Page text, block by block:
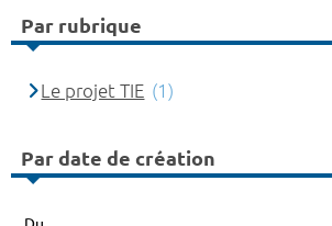
Par rubrique
Le projet TIE (1)
Par date de création